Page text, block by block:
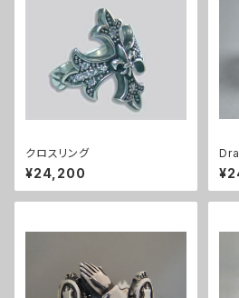
クロスリング
¥24,200
g